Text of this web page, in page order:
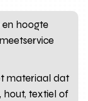
hoogte
materiaal dat
hout, textiel of